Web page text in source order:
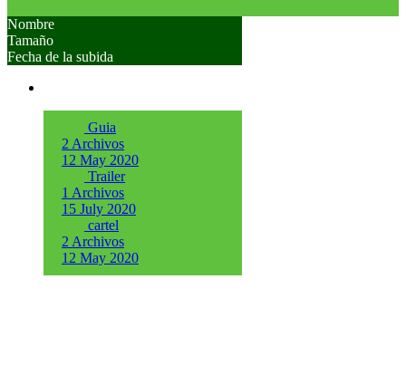
Nombre
Tamaño
Fecha de la subida
Guia
2 Archivos
12 May 2020
Trailer
1 Archivos
15 July 2020
cartel
2 Archivos
12 May 2020